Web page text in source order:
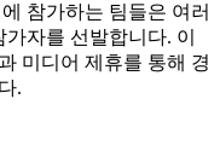
참가하는 팀들은 여러
자를 선발합니다. 이
미디어 제휴를 통해 경
.